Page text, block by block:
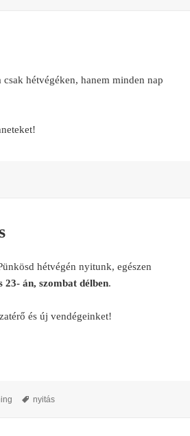
hétvégéken, hanem minden nap
hétvégén nyitunk, egészen
23- án, szombat délben.
és új vendégeinket!
Tags
nyitás